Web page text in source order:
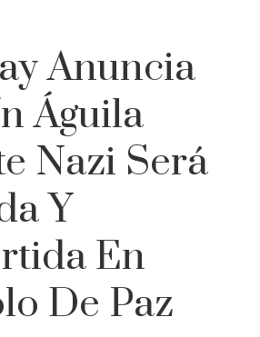
Anuncia
Águila
Nazi Será
Y
En
De Paz